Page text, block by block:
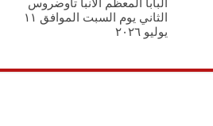
البابا المعظم الأنبا تاوضروس
الثاني يوم السبت الموافق ١١
يوليو ٢٠٢٦